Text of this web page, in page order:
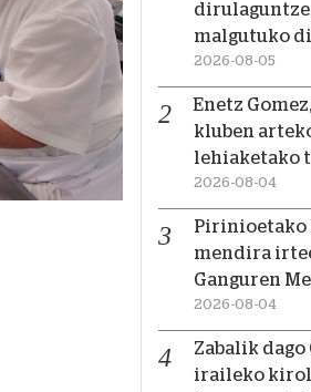
malgutuko
2026-08-05
Enetz
kluben
lehiaketako
2026-08-04
Pirinioetako
mendira
Ganguren
2026-08-04
Zabalik
iraileko